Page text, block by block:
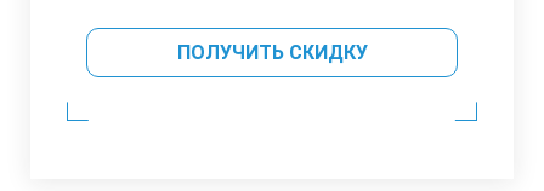
ПОЛУЧИТЬ СКИДКУ